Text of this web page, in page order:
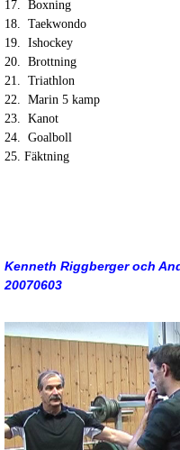
17. Boxning
18. Taekwondo
19. Ishockey
20. Brottning
21. Triathlon
22. Marin 5 kamp
23. Kanot
24. Goalboll
25. Fäktning
Kenneth Riggberger och
20070603